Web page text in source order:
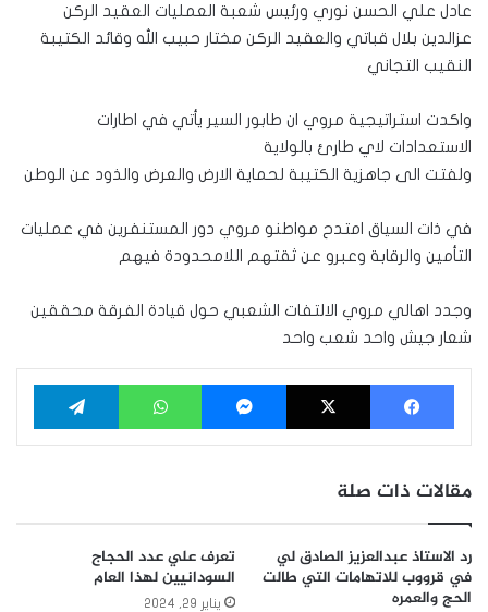
عادل علي الحسن نوري ورئيس شعبة العمليات العقيد الركن
عزالدين بلال قباتي والعقيد الركن مختار حبيب الله وقائد الكتيبة
النقيب التجاني
واكدت استراتيجية مروي ان طابور السير يأتي في اطارات
الاستعدادات لاي طارئ بالولاية
ولفتت الى جاهزية الكتيبة لحماية الارض والعرض والذود عن الوطن
في ذات السياق امتدح مواطنو مروي دور المستنفرين في عمليات
التأمين والرقابة وعبرو عن ثقتهم اللامحدودة فيهم
وجدد اهالي مروي الالتفات الشعبي حول قيادة الفرقة محققين
شعار جيش واحد شعب واحد
فيسبوك ‫X ماسنجر واتساب
مقالات ذات صلة
رد الاستاذ عبدالعزيز الصادق لي
في قرووب للاتهامات التي طالت
الحج والعمره
تعرف علي عدد الحجاج
السودانيين لهذا العام
يناير 29, 2024